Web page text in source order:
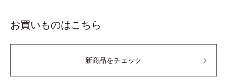
お買いものはこちら
新商品をチェック